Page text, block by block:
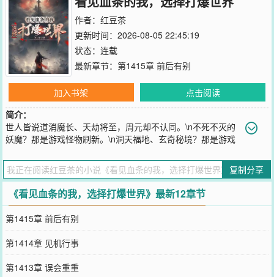
作者： 红豆茶
更新时间：2026-08-05 22:45:19
状态：连载
最新章节： 第1415章 前后有别
加入书架
点击阅读
简介：
世人皆说道消魔长、天劫将至，周元却不认同。\n不死不灭的
妖魔？那是游戏怪物刷新。\n洞天福地、玄奇秘境？那是游戏
刷新。\n“道长，你信我啊，只要你们都撤出洞天，副本就会刷新。\n
有刷新怪物做资粮，修炼资源就会源源不断。”\n“孽障，你竟然要放出
不死不灭的邪魔，老道和你拼了。”\n周元看到所有人头上都有血条，
就连广阔无边的大地也一样。\n他举起武器重重的捶了下去，选择打
爆这个世界。
您要是觉得《看见血条的我，选择打爆世界
向您QQ群和微博微信里的朋友推荐哦！
复制分享
《看见血条的我，选择打爆世界》最新12章节
第1415章 前后有别
第1414章 见机行事
第1413章 误会重重